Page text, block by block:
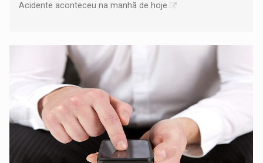
Acidente aconteceu na manhã de hoje